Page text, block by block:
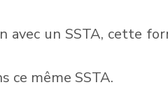
un SSTA, cette
ce même SSTA.